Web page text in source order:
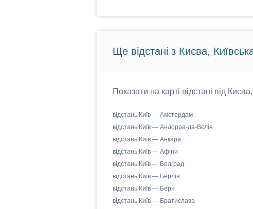
Ще відстані з Києва,
Показати на карті відстані від
відстань Київ — Амстердам
відстань Київ — Андорра-ла-Вєлія
відстань Київ — Анкара
відстань Київ — Афіни
відстань Київ — Белград
відстань Київ — Берлін
відстань Київ — Берн
відстань Київ — Братислава